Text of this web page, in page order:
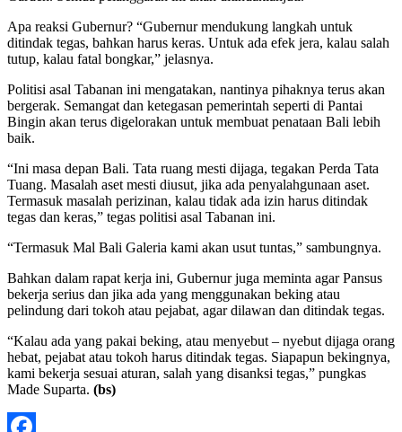
Apa reaksi Gubernur? “Gubernur mendukung langkah untuk
ditindak tegas, bahkan harus keras. Untuk ada efek jera, kalau salah
tutup, kalau fatal bongkar,” jelasnya.
Politisi asal Tabanan ini mengatakan, nantinya pihaknya terus akan
bergerak. Semangat dan ketegasan pemerintah seperti di Pantai
Bingin akan terus digelorakan untuk membuat penataan Bali lebih
baik.
“Ini masa depan Bali. Tata ruang mesti dijaga, tegakan Perda Tata
Tuang. Masalah aset mesti diusut, jika ada penyalahgunaan aset.
Termasuk masalah perizinan, kalau tidak ada izin harus ditindak
tegas dan keras,” tegas politisi asal Tabanan ini.
“Termasuk Mal Bali Galeria kami akan usut tuntas,” sambungnya.
Bahkan dalam rapat kerja ini, Gubernur juga meminta agar Pansus
bekerja serius dan jika ada yang menggunakan beking atau
pelindung dari tokoh atau pejabat, agar dilawan dan ditindak tegas.
“Kalau ada yang pakai beking, atau menyebut – nyebut dijaga orang
hebat, pejabat atau tokoh harus ditindak tegas. Siapapun bekingnya,
kami bekerja sesuai aturan, salah yang disanksi tegas,” pungkas
Made Suparta. (bs)